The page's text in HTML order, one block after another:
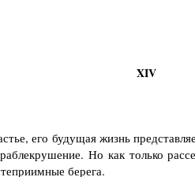
XIV
его будущая жизнь
Но как только
берега.